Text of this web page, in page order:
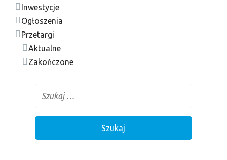
Inwestycje
Ogłoszenia
Przetargi
Aktualne
Zakończone